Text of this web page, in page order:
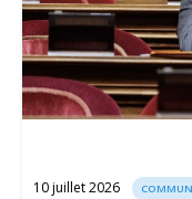
10 juillet 2026